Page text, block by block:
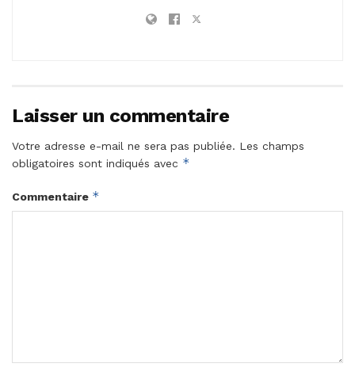
Laisser un commentaire
Votre adresse e-mail ne sera pas publiée. Les champs
obligatoires sont indiqués avec *
Commentaire *